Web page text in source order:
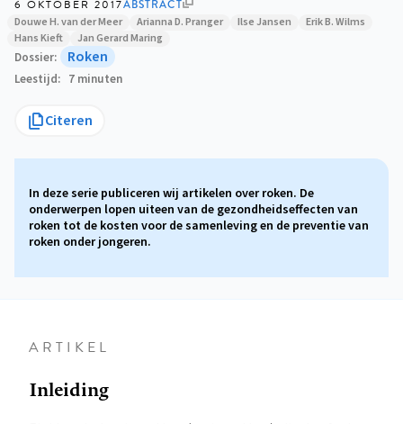
6 OKTOBER 2017ABSTRACT
Douwe H. van der Meer
Arianna D. Pranger Ilse Jansen
Erik B. Wilms
Hans Kieft
Jan Gerard Maring
Dossier Roken
Leestijd 7 minuten
Citeren
In deze serie publiceren wij artikelen over roken. De
onderwerpen lopen uiteen van de gezondheidseffecten van
roken tot de kosten voor de samenleving en de preventie van
roken onder jongeren.
ARTIKEL
Inleiding